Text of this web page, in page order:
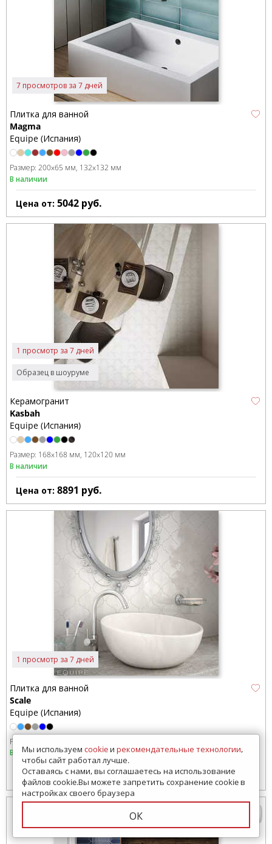
7 просмотров за 7 дней
Плитка для ванной
Magma
Equipe (Испания)
Размер: 200x65 мм 132x132 мм
В наличии
Цена от: 5042 руб.
Образец в шоуруме
1 просмотр за 7 дней
Керамогранит
Kasbah
Equipe (Испания)
Размер: 168x168 мм 120x120 мм
В наличии
Цена от: 8891 руб.
1 просмотр за 7 дней
Плитка для ванной
Scale
Equipe (Испания)
Размер:
В наличии
Цена от:5232руб.
Мы используем cookieи рекомендательные технологии,
чтобы сайт работал лучше.
Оставаясь с нами, вы соглашаетесь на использование
файлов cookie.Вы можете запретить сохранение cookie в
настройках своего браузера
ОК